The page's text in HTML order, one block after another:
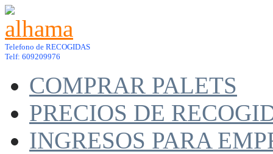
Telefono de RECOGIDAS
Telf: 609209976
COMPRAR PALETS
PRECIOS DE
INGRESOS PARA